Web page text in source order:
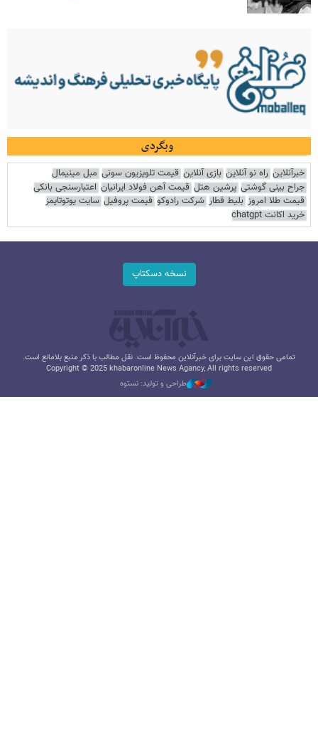
وبگردی
خبرآنلاین راه نو آنلاین بازی آنلاین قیمت تلویزیون سونی مبل مینیمال
جراح بینی گوشتی پرشین هتل قیمت آهن فولاد ایرانیان اعتبارسنجی بانکی
قیمت طلا امروز بلیط قطار شرکت رادوکو قیمت پروفیل سایت یوتوتایمز
خرید اکانت chatgpt
نسخه دسکتاپ
تمامی حقوق این سایت برای خبرآنلاین محفوظ است. نقل مطالب با ذکر منبع بلامانع است.
Copyright © 2025 khabaronline News Agancy, All rights reserved
طراحی و تولید: نستوه